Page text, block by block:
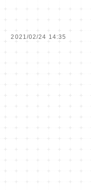
2021/02/24 14:35